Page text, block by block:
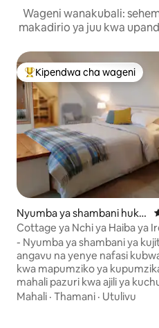
Wageni wanakubali:
makadirio ya juu kwa
Kipendwa maarufu cha wageni
Kipendwa cha wageni
Nyumba ya shambani huko
Galway
Cottage ya Nchi ya Haiba ya
- Nyumba ya shambani ya kujitegemea,
angavu na yenye nafasi
kwa mapumziko ya
mahali pazuri kwa ajili ya
maeneo jirani. - Msingi mzuri wa ziara:
Mahali · Thamani · Utulivu